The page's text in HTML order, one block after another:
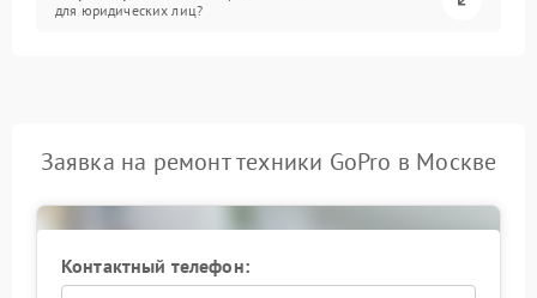
для юридических лиц?
Заявка на ремонт техники GoPro в Москве
Контактный телефон: